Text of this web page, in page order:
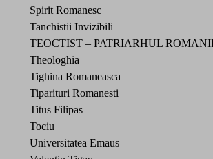
Spirit Romanesc
Tanchistii Invizibili
TEOCTIST – PATRIARHUL
Theologhia
Tighina Romaneasca
Tiparituri Romanesti
Titus Filipas
Tociu
Universitatea Emaus